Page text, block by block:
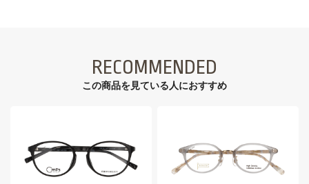
RECOMMENDED
この商品を見ている⼈におすすめ